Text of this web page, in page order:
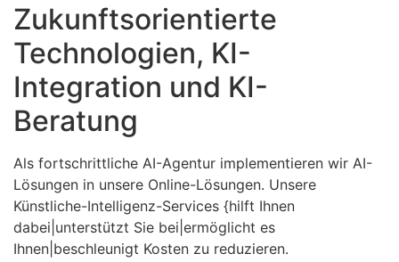
Zukunftsorientierte
Technologien, KI-
Integration und KI-
Beratung
Als fortschrittliche AI-Agentur implementieren wir AI-
Lösungen in unsere Online-Lösungen. Unsere
Künstliche-Intelligenz-Services {hilft Ihnen
dabei|unterstützt Sie bei|ermöglicht es
Ihnen|beschleunigt Kosten zu reduzieren.